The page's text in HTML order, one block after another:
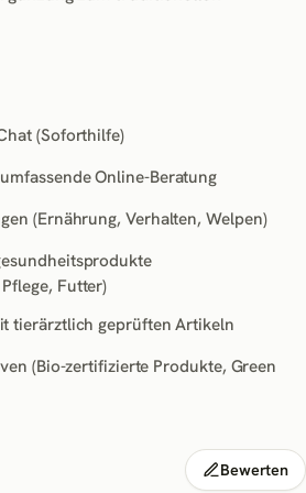
(Soforthilfe)
Online-Beratung
(Ernährung, Verhalten, Welpen)
Futter)
tierärztlich geprüften Artikeln
(Bio-zertifizierte Produkte, Green
Bewerten